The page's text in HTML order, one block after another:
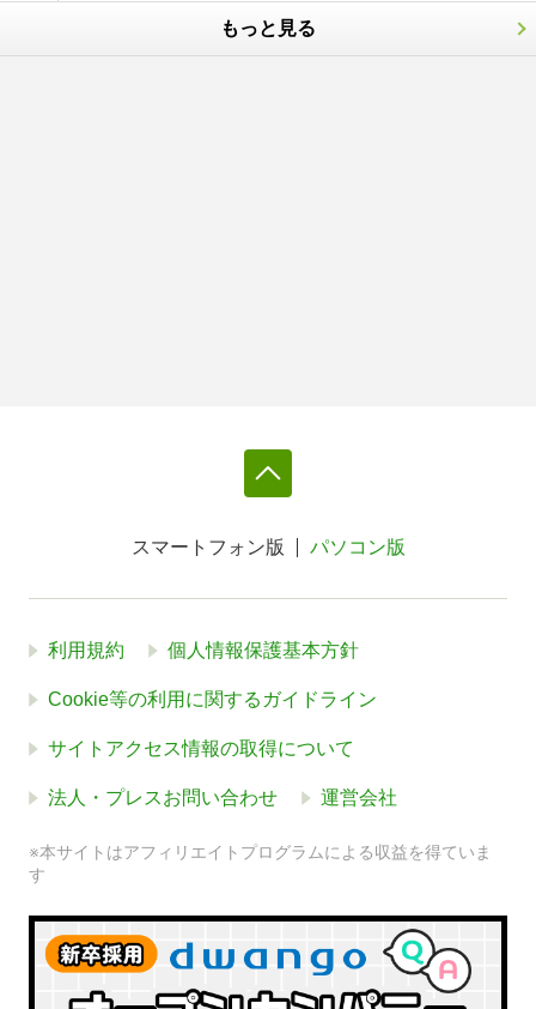
もっと見る
スマートフォン版 パソコン版
利用規約 個人情報保護基本方針
Cookie等の利用に関するガイドライン
サイトアクセス情報の取得について
法人・プレスお問い合わせ 運営会社
※本サイトはアフィリエイトプログラムによる収益を得ていま
す